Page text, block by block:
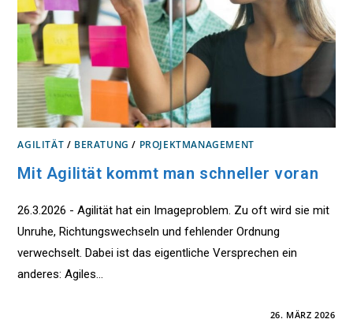
AGILITÄT / BERATUNG / PROJEKTMANAGEMENT
Mit Agilität kommt man schneller voran
26.3.2026 - Agilität hat ein Imageproblem. Zu oft wird sie mit
Unruhe, Richtungswechseln und fehlender Ordnung
verwechselt. Dabei ist das eigentliche Versprechen ein
anderes: Agiles…
26. MÄRZ 2026